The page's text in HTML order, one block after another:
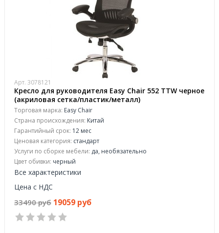
Арт. 3078121
Кресло для руководителя Easy Chair 552 TTW черное
(акриловая сетка/пластик/металл)
Торговая марка: Easy Chair
Страна происхождения: Китай
Гарантийный срок: 12 мес
Ценовая категория: стандарт
Услуги по сборке мебели: да, необязательно
Цвет обивки: черный
Все характеристики
Цена с НДС
33490 руб 19059 руб